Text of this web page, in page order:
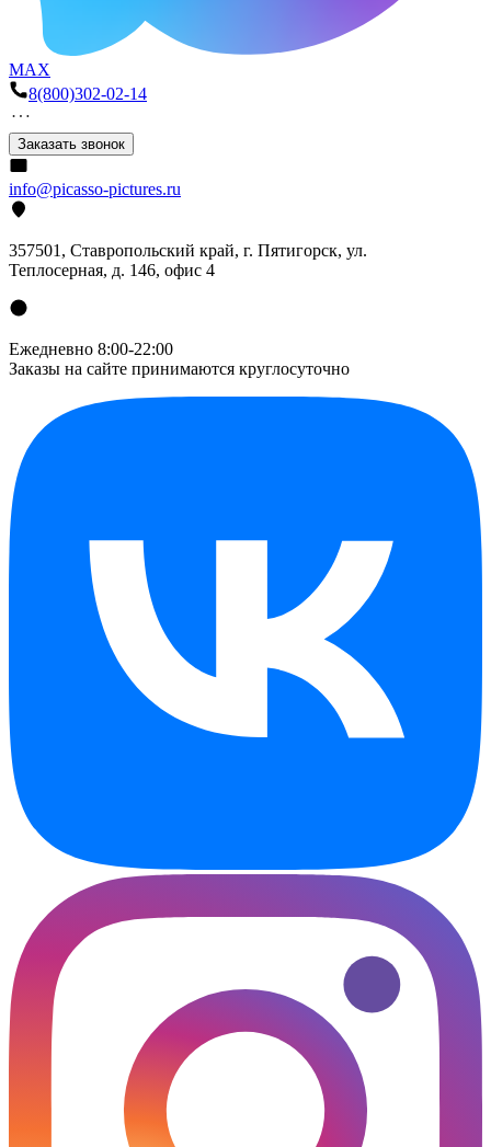
MAX
8(800)302-02-14
Заказать звонок
info@picasso-pictures.ru
357501, Ставропольский край, г. Пятигорск, ул.
Теплосерная, д. 146, офис 4
Ежедневно 8:00-22:00
Заказы на сайте принимаются круглосуточно